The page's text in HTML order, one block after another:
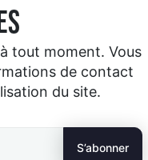
tout moment. Vous
de contact
du site.